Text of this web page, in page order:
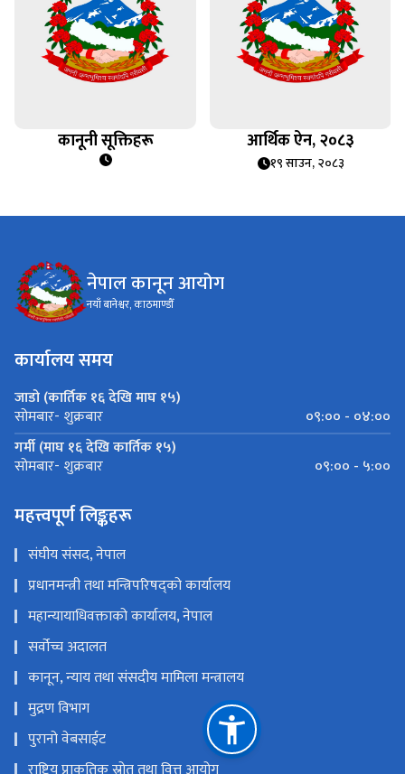
कानूनी सूक्तिहरू आर्थिक ऐन, २०८३
१९ साउन, २०८३
नेपाल कानून आयोग
नयाँ बानेश्वर, काठमाण्डौँ
कार्यालय समय
जाडो (कार्तिक १६ देखि माघ १५)
सोमबार- शुक्रबार
०९:०० - ०४:००
गर्मी (माघ १६ देखि कार्तिक १५)
सोमबार- शुक्रबार ०९:०० - ५:००
महत्त्वपूर्ण लिङ्कहरू
संघीय संसद, नेपाल
प्रधानमन्त्री तथा मन्त्रिपरिषद्को कार्यालय
महान्यायाधिवक्ताको कार्यालय, नेपाल
सर्वोच्च अदालत
कानून, न्याय तथा संसदीय मामिला मन्त्रालय
मुद्रण विभाग
पुरानो वेबसाईट